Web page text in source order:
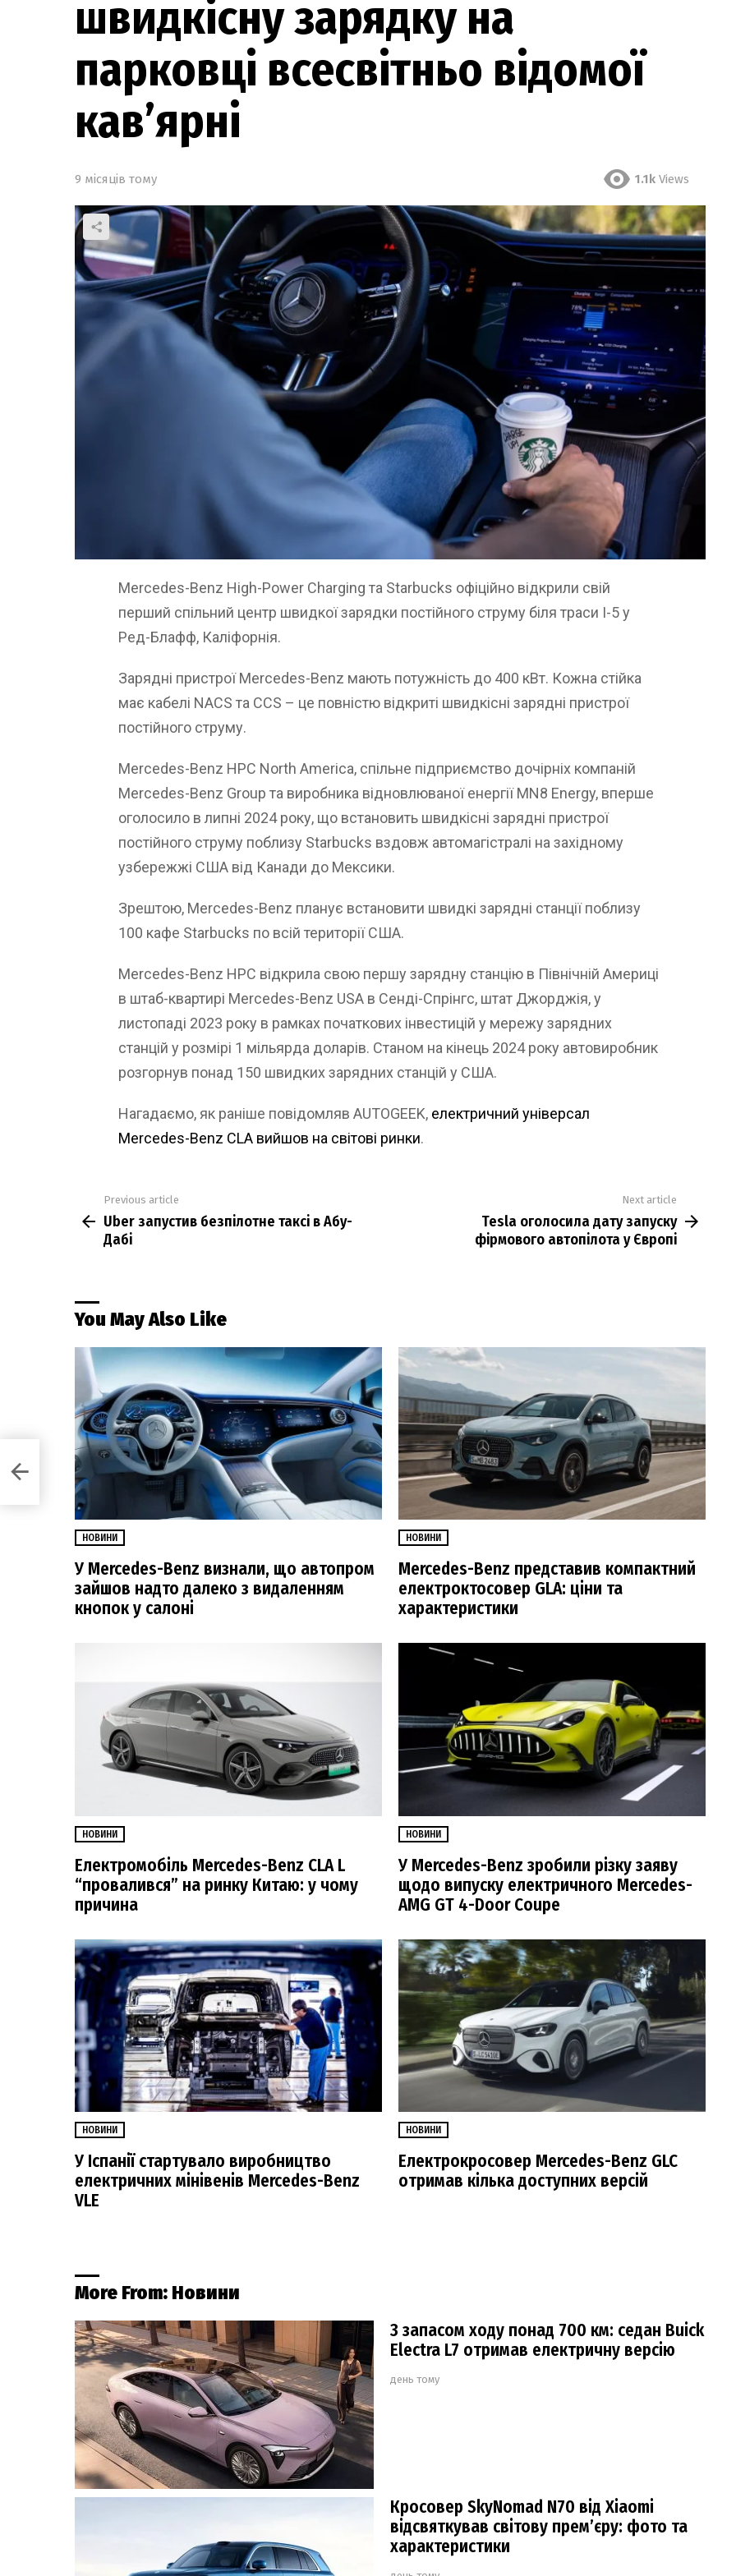
швидкісну зарядку на
парковці всесвітньо відомої
кав’ярні
9 місяців тому 1.1k Views
Mercedes-Benz High-Power Charging та Starbucks офіційно відкрили свій
перший спільний центр швидкої зарядки постійного струму біля траси I-5 у
Ред-Блафф, Каліфорнія.
Зарядні пристрої Mercedes-Benz мають потужність до 400 кВт. Кожна стійка
має кабелі NACS та CCS – це повністю відкриті швидкісні зарядні пристрої
постійного струму.
Mercedes-Benz HPC North America, спільне підприємство дочірніх компаній
Mercedes-Benz Group та виробника відновлюваної енергії MN8 ​​Energy, вперше
оголосило в липні 2024 року, що встановить швидкісні зарядні пристрої
постійного струму поблизу Starbucks вздовж автомагістралі на західному
узбережжі США від Канади до Мексики.
Зрештою, Mercedes-Benz планує встановити швидкі зарядні станції поблизу
100 кафе Starbucks по всій території США.
Mercedes-Benz HPC відкрила свою першу зарядну станцію в Північній Америці
в штаб-квартирі Mercedes-Benz USA в Сенді-Спрінгс, штат Джорджія, у
листопаді 2023 року в рамках початкових інвестицій у мережу зарядних
станцій у розмірі 1 мільярда доларів. Станом на кінець 2024 року автовиробник
розгорнув понад 150 швидких зарядних станцій у США.
Нагадаємо, як раніше повідомляв AUTOGEEK, електричний універсал
Mercedes-Benz CLA вийшов на світові ринки.
more
Previous article
Uber запустив безпілотне таксі в Абу-
Дабі
Next article
Tesla оголосила дату запуску
фірмового автопілота у Європі
You May Also Like
НОВИНИ
У Mercedes-Benz визнали, що автопром
зайшов надто далеко з видаленням
кнопок у салоні
НОВИНИ
Mercedes-Benz представив компактний
електроктосовер GLA: ціни та
характеристики
НОВИНИ
Електромобіль Mercedes-Benz CLA L
“провалився” на ринку Китаю: у чому
причина
НОВИНИ
У Mercedes-Benz зробили різку заяву
щодо випуску електричного Mercedes-
AMG GT 4-Door Coupe
НОВИНИ
У Іспанії стартувало виробництво
електричних мінівенів Mercedes-Benz
VLE
НОВИНИ
Електрокросовер Mercedes-Benz GLC
отримав кілька доступних версій
More From: Новини
З запасом ходу понад 700 км: седан Buick
Electra L7 отримав електричну версію
день тому
Кросовер SkyNomad N70 від Xiaomi
відсвяткував світову прем’єру: фото та
характеристики